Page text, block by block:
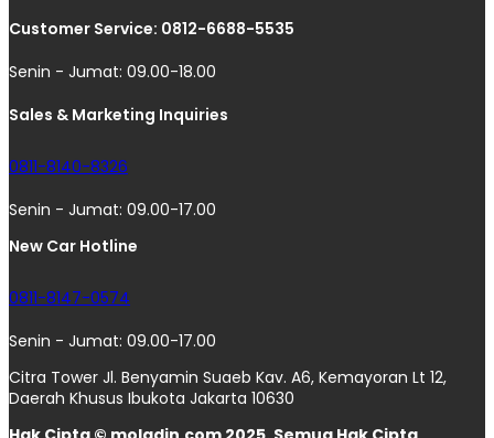
Customer Service: 0812-6688-5535
Senin - Jumat: 09.00-18.00
Sales & Marketing Inquiries
0811-8140-8326
Senin - Jumat: 09.00-17.00
New Car Hotline
0811-8147-0574
Senin - Jumat: 09.00-17.00
Citra Tower Jl. Benyamin Suaeb Kav. A6, Kemayoran Lt 12,
Daerah Khusus Ibukota Jakarta 10630